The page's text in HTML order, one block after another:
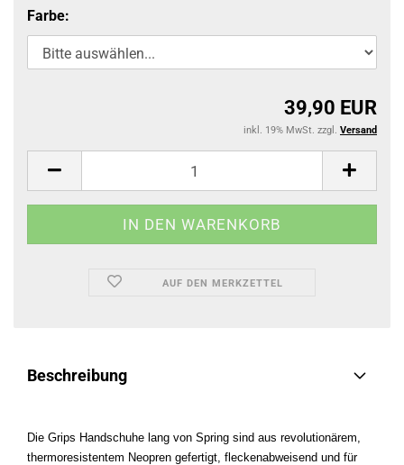
Farbe:
39,90 EUR
inkl. 19% MwSt. zzgl. Versand
AUF DEN MERKZETTEL
Beschreibung
Die Grips Handschuhe lang von Spring sind aus revolutionärem,
thermoresistentem Neopren gefertigt, fleckenabweisend und für